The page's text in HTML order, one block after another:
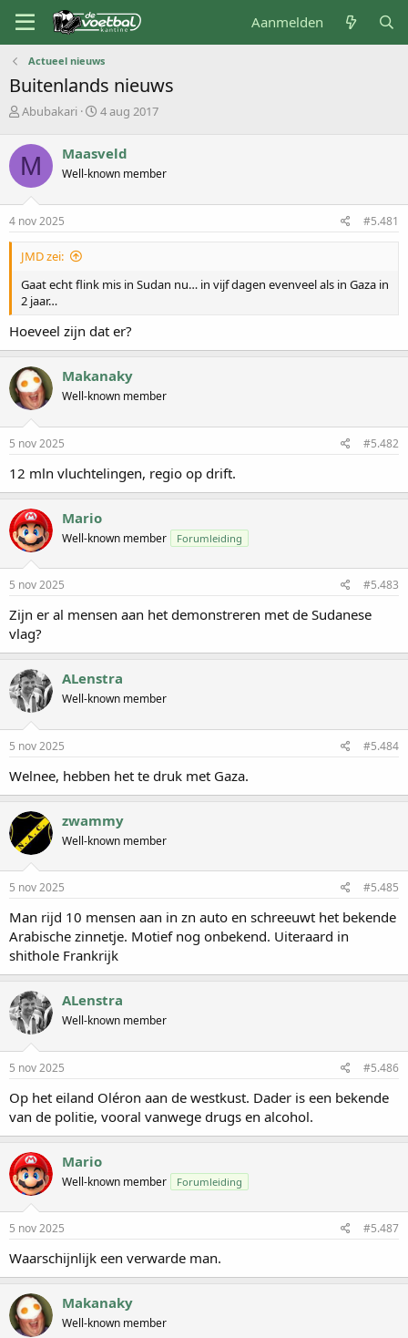
Aanmelden
Actueel nieuws
Buitenlands nieuws
O
d
e
r
w
e
r
s
a
r
e
r
Abubakari
S
r
t
a
4 aug 2017
M Maasveld
Well-known member
4 nov 2025 #5.481
JMD zei:
Gaat echt flink mis in Sudan nu… in vijf dagen evenveel als in Gaza in
2 jaar…
Hoeveel zijn dat er?
Makanaky
Well-known member
5 nov 2025 #5.482
12 mln vluchtelingen, regio op drift.
Mario
Well-known member Forumleiding
5 nov 2025 #5.483
Zijn er al mensen aan het demonstreren met de Sudanese
vlag?
ALenstra
Well-known member
5 nov 2025 #5.484
Welnee, hebben het te druk met Gaza.
zwammy
Well-known member
5 nov 2025 #5.485
Man rijd 10 mensen aan in zn auto en schreeuwt het bekende
Arabische zinnetje. Motief nog onbekend. Uiteraard in
shithole Frankrijk
ALenstra
Well-known member
5 nov 2025 #5.486
Op het eiland Oléron aan de westkust. Dader is een bekende
van de politie, vooral vanwege drugs en alcohol.
Mario
Well-known member Forumleiding
5 nov 2025 #5.487
Waarschijnlijk een verwarde man.
Makanaky
Well-known member